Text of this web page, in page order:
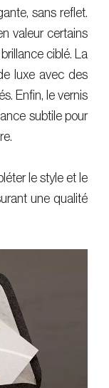
sans reflet.
valeur certains
ciblé. La
luxe avec des
Enfin, le vernis
subtile pour
le style et le
une qualité